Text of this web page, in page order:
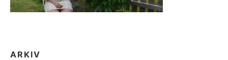
ARKIV